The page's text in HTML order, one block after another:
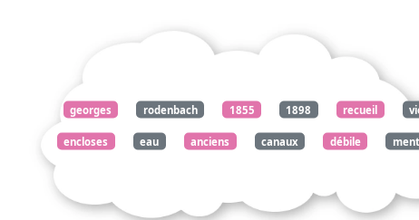
georges rodenbach 1855 1898 recueil
encloses eau anciens canaux débile